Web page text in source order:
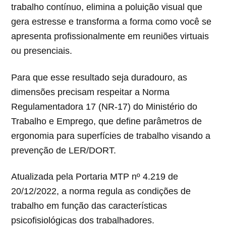
trabalho contínuo, elimina a poluição visual que
gera estresse e transforma a forma como você se
apresenta profissionalmente em reuniões virtuais
ou presenciais.
Para que esse resultado seja duradouro, as
dimensões precisam respeitar a Norma
Regulamentadora 17 (NR-17) do Ministério do
Trabalho e Emprego, que define parâmetros de
ergonomia para superfícies de trabalho visando a
prevenção de LER/DORT.
Atualizada pela Portaria MTP nº 4.219 de
20/12/2022, a norma regula as condições de
trabalho em função das características
psicofisiológicas dos trabalhadores.